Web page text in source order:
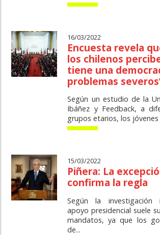
16/03/2022
Encuesta revela
los chilenos
tiene una
problemas
Según un estudio de la
Ibáñez y Feedback, a
grupos etarios, los jóvenes
15/03/2022
Piñera: La
confirma la regla
Según la investigación
apoyo presidencial suele
mandatos, ya que los
de...